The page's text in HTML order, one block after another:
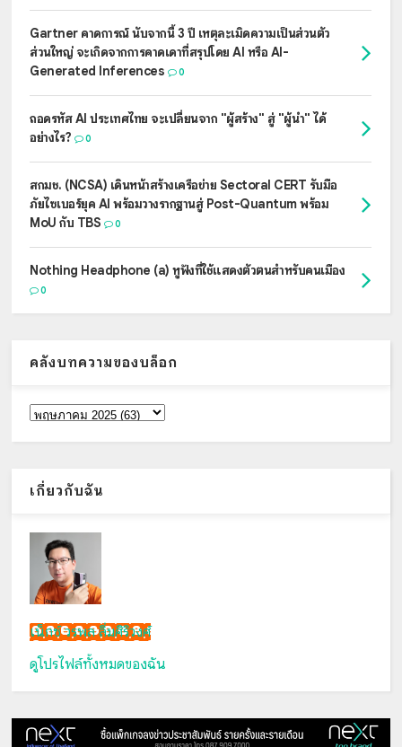
Gartner คาดการณ์ นับจากนี้ 3 ปี เหตุละเมิดความเป็นส่วนตัว
ส่วนใหญ่ จะเกิดจากการคาดเดาที่สรุปโดย AI หรือ AI-
Generated Inferences
0
ถอดรหัส AI ประเทศไทย จะเปลี่ยนจาก "ผู้สร้าง" สู่ "ผู้นำ" ได้
อย่างไร?
0
สกมช. (NCSA) เดินหน้าสร้างเครือข่าย Sectoral CERT รับมือ
ภัยไซเบอร์ยุค AI พร้อมวางรากฐานสู่ Post-Quantum พร้อม
MoU กับ TBS
0
Nothing Headphone (a) หูฟังที่ใช้แสดงตัวตนสำหรับคนเมือง
0
คลังบทความของบล็อก
เกี่ยวกับฉัน
เน็กซ์ วรพล ลิ่มศิริวงศ์
ดูโปรไฟล์ทั้งหมดของฉัน